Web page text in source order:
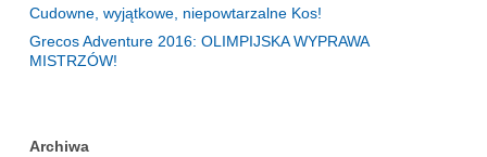
Cudowne, wyjątkowe, niepowtarzalne Kos!
Grecos Adventure 2016: OLIMPIJSKA WYPRAWA
MISTRZÓW!
Archiwa